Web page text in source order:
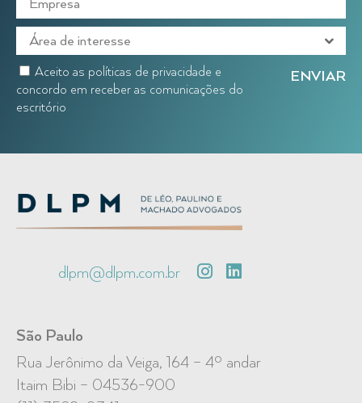
Aceito as políticas de privacidade e
concordo em receber as comunicações do
escritório
dlpm@dlpm.com.br
São Paulo
Rua Jerônimo da Veiga, 164 – 4º andar
Itaim Bibi – 04536-900